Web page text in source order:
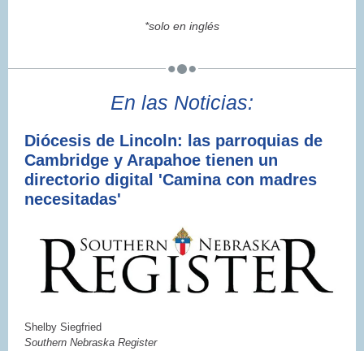
*solo en inglés
En las Noticias:
Diócesis de Lincoln: las parroquias de
Cambridge y Arapahoe tienen un
directorio digital 'Camina con madres
necesitadas'
Shelby Siegfried
Southern Nebraska Register